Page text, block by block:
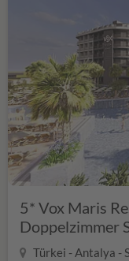
5* Vox Maris
Doppelzimmer
Türkei - Antalya -